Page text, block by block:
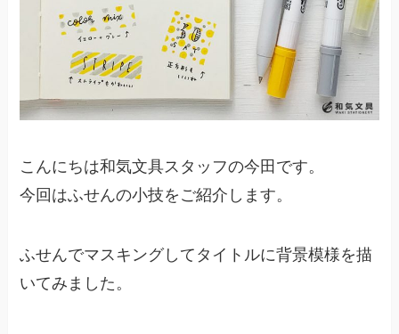
こんにちは和気文具スタッフの今田です。
今回はふせんの小技をご紹介します。
ふせんでマスキングしてタイトルに背景模様を描
いてみました。